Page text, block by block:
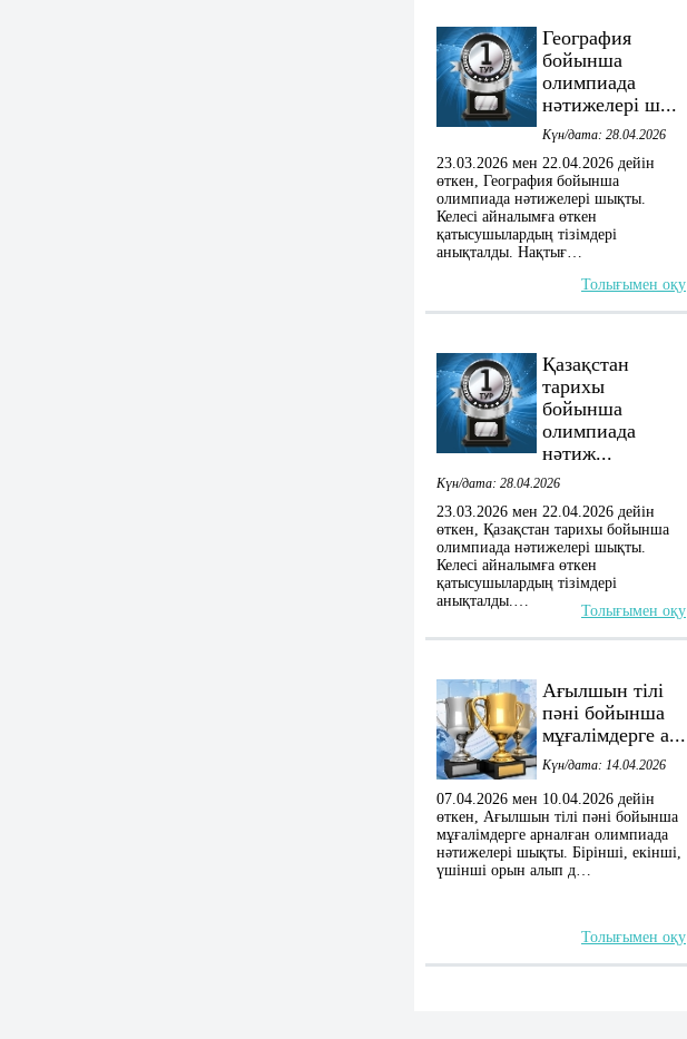
География
бойынша
олимпиада
нәтижелері ш...
Күн/дата: 28.04.2026
23.03.2026 мен 22.04.2026 дейін
өткен, География бойынша
олимпиада нәтижелері шықты.
Келесі айналымға өткен
қатысушылардың тізімдері
анықталды. Нақтығ…
Толығымен оқу
Қазақстан
тарихы
бойынша
олимпиада
нәтиж...
Күн/дата: 28.04.2026
23.03.2026 мен 22.04.2026 дейін
өткен, Қазақстан тарихы бойынша
олимпиада нәтижелері шықты.
Келесі айналымға өткен
қатысушылардың тізімдері
анықталды.…
Толығымен оқу
Ағылшын тілі
пәні бойынша
мұғалімдерге а...
Күн/дата: 14.04.2026
07.04.2026 мен 10.04.2026 дейін
өткен, Ағылшын тілі пәні бойынша
мұғалімдерге арналған олимпиада
нәтижелері шықты. Бірінші, екінші,
үшінші орын алып д…
Толығымен оқу